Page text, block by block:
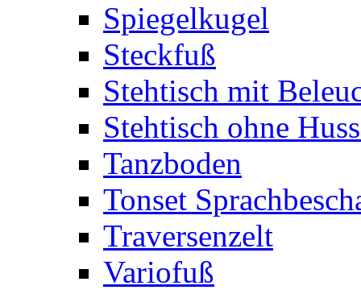
Spiegelkugel
Steckfuß
Stehtisch mit
Stehtisch ohne
Tanzboden
Tonset
Traversenzelt
Variofuß